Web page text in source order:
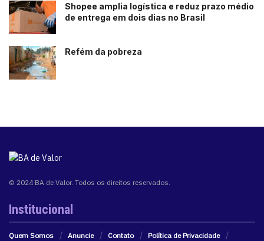
Shopee amplia logística e reduz prazo médio
de entrega em dois dias no Brasil
Refém da pobreza
© 2024 BA de Valor. Todos os direitos reservados.
Institucional
Quem Somos Anuncie Contato
Política de Privacidade